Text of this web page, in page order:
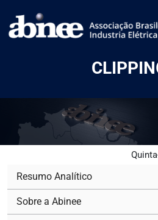
Resumo Analítico
Sobre a Abinee